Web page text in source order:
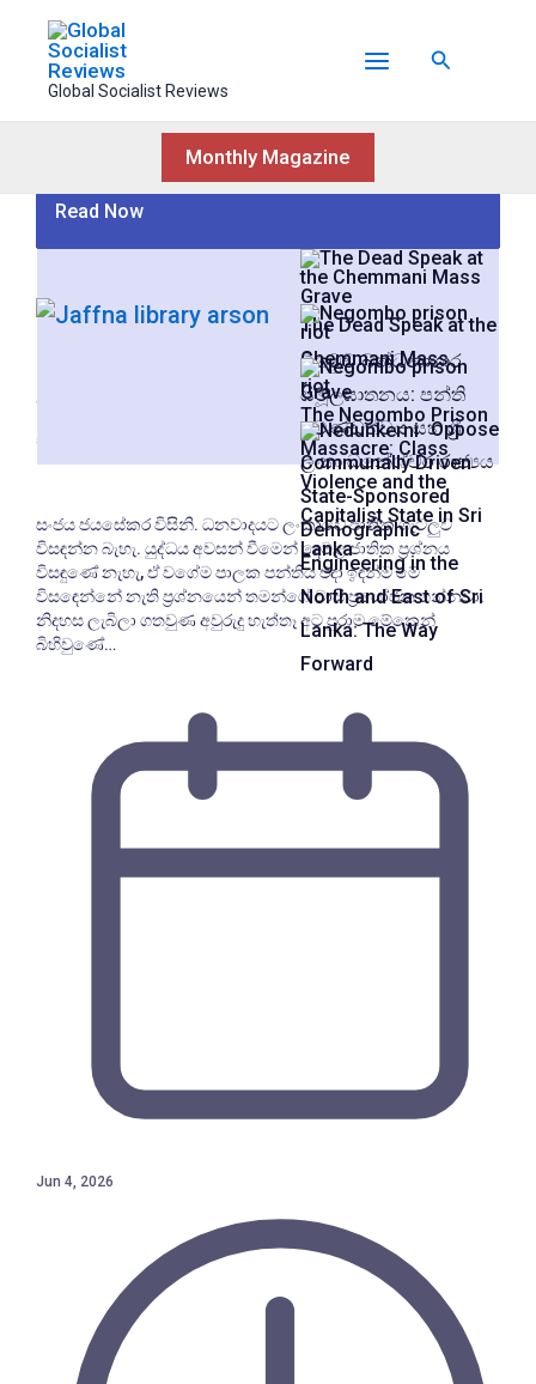
contentGlobal Socialist Reviews
Search
Monthly Magazine
Read Now
The Dead Speak at the
Chemmani Mass
Grave
මීගමුව බන්ධනාගාර
සමූලඝාතනය: පන්ති
ප්‍රචණ්ඩත්වය සහ ශ්‍රී
ලංකා ධනේශ්වර රාජ්‍යය
The Negombo Prison
Massacre: Class
Violence and the
Capitalist State in Sri
Lanka
Oppose
Communally Driven
State-Sponsored
Demographic
Engineering in the
North and East of Sri
Lanka: The Way
Forward
“ආයෙත් නම් කවදාවත් එපා” – යාපනය
මහජන පුස්තකාලය ගිනිබත් කිරීමේ 45 වැනි
සමරුව
සංජය ජයසේකර විසිනි. ධනවාදයට ලංකාවේ ජාතික ගැටලුව
විසඳන්න බැහැ. යුද්ධය අවසන් වීමෙන් දෙමළ ජාතික ප්‍රශ්නය
විසඳුණේ නැහැ, ඒ වගේම පාලක පන්තිය එදා ඉඳන්ම මේ
විසඳෙන්නේ නැති ප්‍රශ්නයෙන් තමන්ගේ වාසි ප්‍රයෝජන ගන්නවා.
නිදහස ලැබිලා ගතවුණ අවුරුදු හැත්තෑ අට පුරාම මේකෙන්
බිහිවුණේ…
Jun 4, 2026